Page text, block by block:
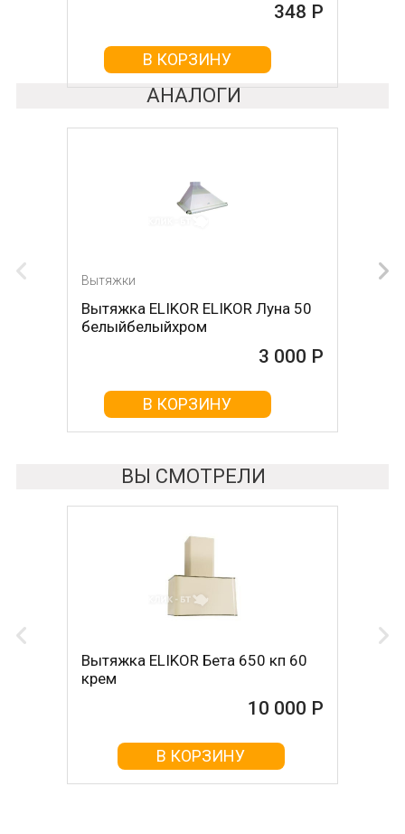
348 Р
В КОРЗИНУ
АНАЛОГИ
Вытяжки
Вытяжка ELIKOR ELIKOR Луна 50
белыйбелыйхром
3 000 Р
В КОРЗИНУ
ВЫ СМОТРЕЛИ
Вытяжка ELIKOR Бета 650 кп 60
крем
10 000 Р
В КОРЗИНУ